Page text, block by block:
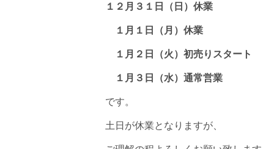
１２月３１日（日）休業
１月１日（月）休業
１月２日（火）初売りスタート
１月３日（水）通常営業
です。
土日が休業となりますが、